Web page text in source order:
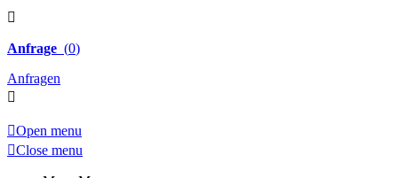

Anfrage (0)
Anfragen

Open menu
Close menu